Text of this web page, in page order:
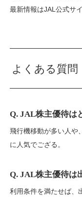
最新情報はJAL公式サ
よくある質問
Q. JAL株主優待は
飛行機移動が多い人や
に人気でござる。
Q. JAL株主優待は
利用条件を満たせば、